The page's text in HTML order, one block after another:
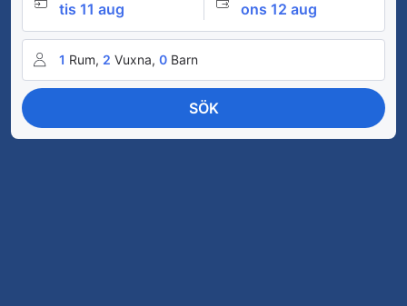
tis 11 aug ons 12 aug
1 Rum, 2 Vuxna, 0 Barn
SÖK